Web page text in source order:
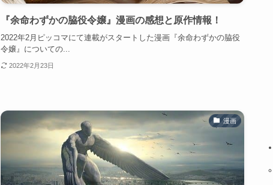
『余命わずかの脇役令嬢』漫画の感想と原作情報！
2022年2月ピッコマにて連載がスタートした漫画『余命わずかの脇役
令嬢』についての...
2022年2月23日
漫画